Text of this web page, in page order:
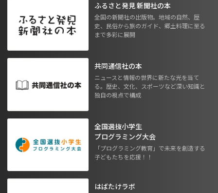
ふるさと発見 新聞社の本
全国の新聞社の出版物。地域の自然、歴
史、民俗から旅のガイド、郷土料理に至る
まで多彩に展開
共同通信社の本
ニュースと情報の世界に新たな光を当て
る。歴史、文化、スポーツなど深い知識と
独自の視点で構成
全国選抜小学生
プログラミング大会
「プログラミング教育」で未来を創造する
子どもたちを応援！！
はばたけラボ